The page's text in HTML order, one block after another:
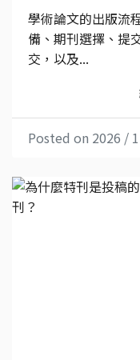
學術論文的出版流
備、期刊選擇、提
交，以及...
Posted on 2026 /